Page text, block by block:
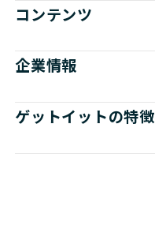
コンテンツ
企業情報
ゲットイットの特徴